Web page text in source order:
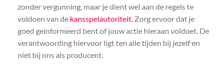
zonder vergunning, maar je dient wel aan de regels te
voldoen van de kansspelautoriteit. Zorg ervoor dat je
goed geinformeerd bent of jouw actie hieraan voldoet. De
verantwoording hiervoor ligt ten alle tijden bij jezelf en
niet bij ons als producent.